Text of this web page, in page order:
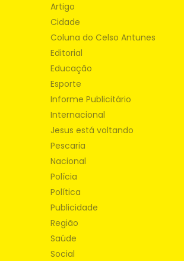
Artigo
Cidade
Coluna do Celso Antunes
Editorial
Educação
Esporte
Informe Publicitário
Internacional
Jesus está voltando
Pescaria
Nacional
Polícia
Política
Publicidade
Região
Saúde
Social